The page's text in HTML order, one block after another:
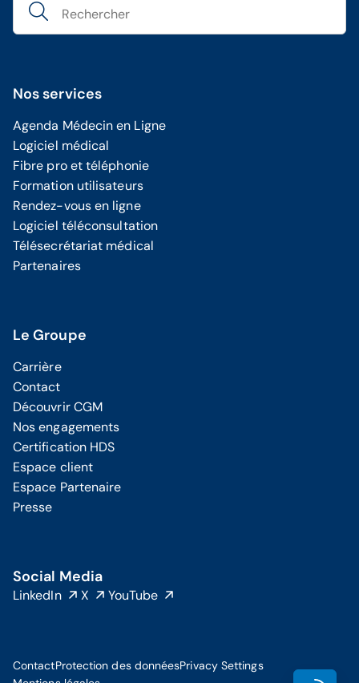
Nos services
Agenda Médecin en Ligne
Logiciel médical
Fibre pro et téléphonie
Formation utilisateurs
Rendez-vous en ligne
Logiciel téléconsultation
Télésecrétariat médical
Partenaires
Le Groupe
Carrière
Contact
Découvrir CGM
Nos engagements
Certification HDS
Espace client
Espace Partenaire
Presse
Social Media
LinkedIn X YouTube
ContactProtection des donnéesPrivacy Settings